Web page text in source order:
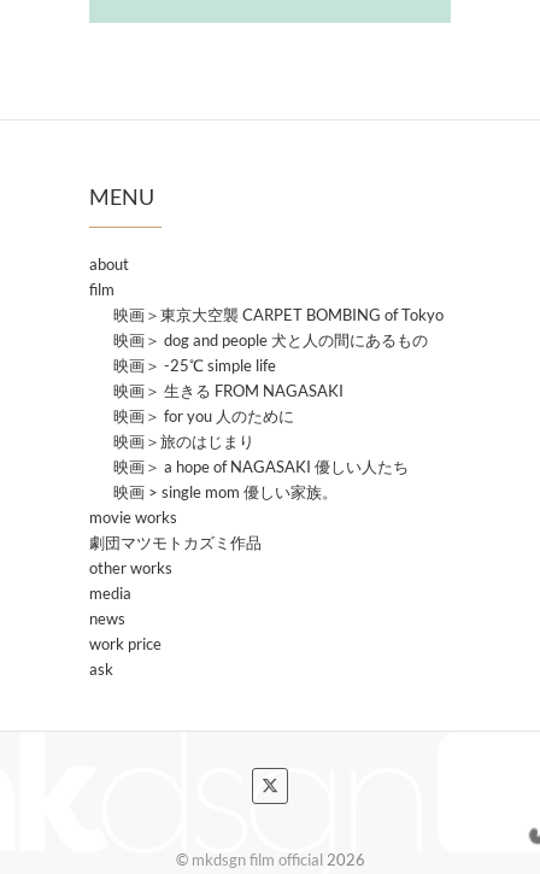
MENU
about
film
映画＞東京大空襲 CARPET BOMBING of Tokyo
映画＞ dog and people 犬と人の間にあるもの
映画＞ -25℃ simple life
映画＞ 生きる FROM NAGASAKI
映画＞ for you 人のために
映画＞旅のはじまり
映画＞ a hope of NAGASAKI 優しい人たち
映画 > single mom 優しい家族。
movie works
劇団マツモトカズミ作品
other works
media
news
work price
ask
© mkdsgn film official 2026